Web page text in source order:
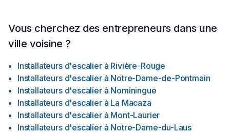
Vous cherchez des entrepreneurs dans une
ville voisine ?
Installateurs d'escalier à Rivière-Rouge
Installateurs d'escalier à Notre-Dame-de-Pontmain
Installateurs d'escalier à Nominingue
Installateurs d'escalier à La Macaza
Installateurs d'escalier à Mont-Laurier
Installateurs d'escalier à Notre-Dame-du-Laus